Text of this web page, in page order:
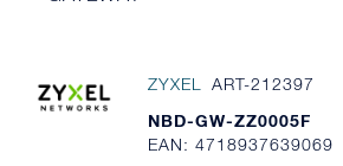
ZYXEL
ART-212397
NBD-GW-ZZ0005F
EAN: 4718937639069